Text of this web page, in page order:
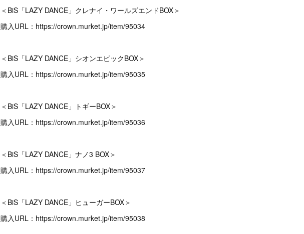
＜BiS「LAZY DANCE」クレナイ・ワールズエンドBOX＞
購入URL：https://crown.murket.jp/item/95034
＜BiS「LAZY DANCE」シオンエピックBOX＞
購入URL：https://crown.murket.jp/item/95035
＜BiS「LAZY DANCE」トギーBOX＞
購入URL：https://crown.murket.jp/item/95036
＜BiS「LAZY DANCE」ナノ3 BOX＞
購入URL：https://crown.murket.jp/item/95037
＜BiS「LAZY DANCE」ヒューガーBOX＞
購入URL：https://crown.murket.jp/item/95038